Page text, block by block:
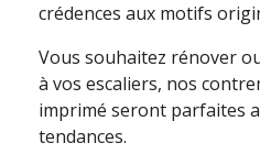
crédences aux motifs
Vous souhaitez rénover
à vos escaliers, nos
imprimé seront parfaites
tendances.